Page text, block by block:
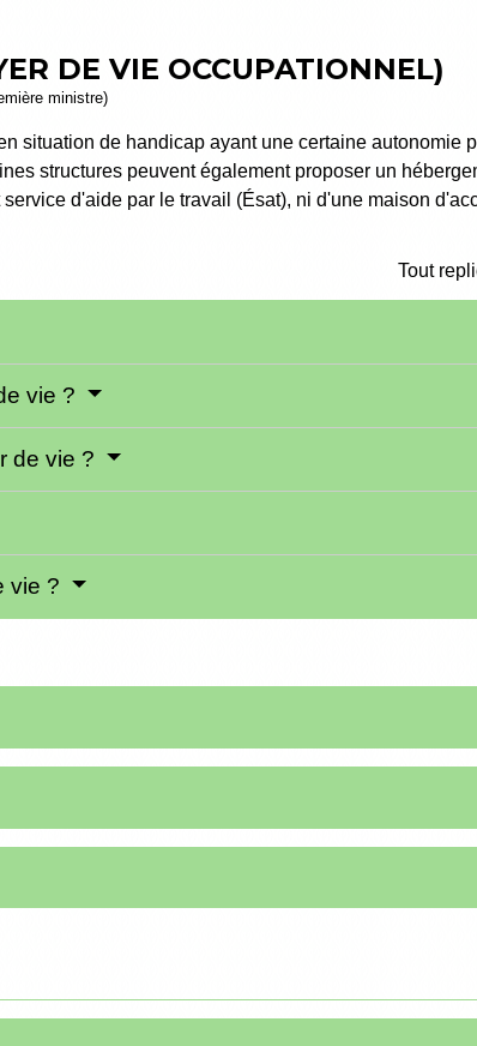
DE VIE OCCUPATIONNEL)
ministre)
situation de handicap ayant une certaine autonomie
structures peuvent également proposer un
d'aide par le travail (Ésat), ni d'une maison
Tout
vie ?
de vie ?
vie ?